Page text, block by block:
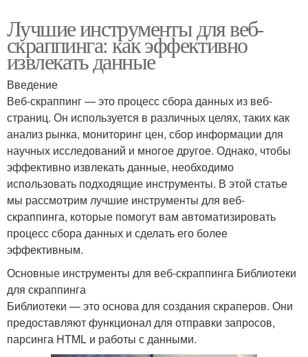
Лучшие инструменты для веб-
скраппинга: как эффективно
извлекать данные
Введение
Веб-скраппинг — это процесс сбора данных из веб-
страниц. Он используется в различных целях, таких как
анализ рынка, мониторинг цен, сбор информации для
научных исследований и многое другое. Однако, чтобы
эффективно извлекать данные, необходимо
использовать подходящие инструменты. В этой статье
мы рассмотрим лучшие инструменты для веб-
скраппинга, которые помогут вам автоматизировать
процесс сбора данных и сделать его более
эффективным.
Основные инструменты для веб-скраппинга Библиотеки
для скраппинга
Библиотеки — это основа для создания скраперов. Они
предоставляют функционал для отправки запросов,
парсинга HTML и работы с данными.